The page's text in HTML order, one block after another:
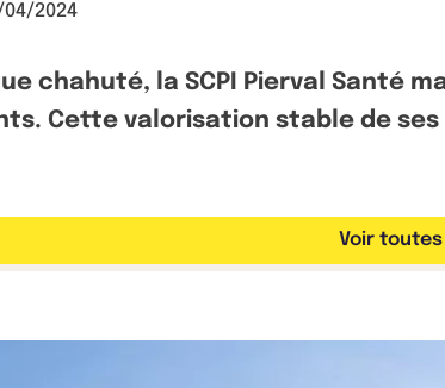
04/2024
chahuté, la SCPI Pierval Santé
Cette valorisation stable de
Voir toutes